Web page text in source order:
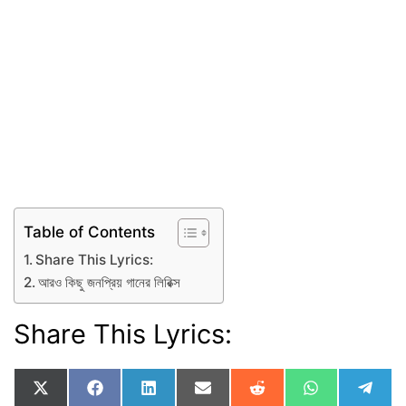
Table of Contents
Share This Lyrics:
আরও কিছু জনপ্রিয় গানের লিরিক্স
Share This Lyrics:
Share
X
Share
F
Share
L
Share
E
Share
R
Share
W